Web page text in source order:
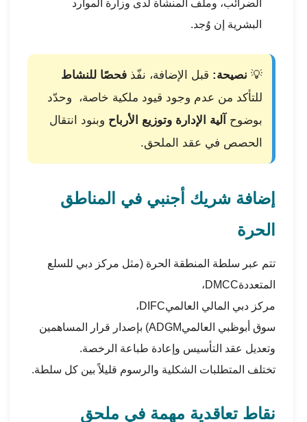
الضرائب، وملف المنشأة لدىوزارة الموارد
البشريةإن وُجد.
💡نصيحة:قبل الإضافة، نفّذفحصًا للنشاط
للتأكد من عدم وجود قيود ملكية خاصة، وحدّد
بوضوحآلية الإدارة وتوزيع الأرباحوبنود انتقال
الحصص في عقد الملحق.
إضافة شريك أجنبي في المناطق
الحرة
تتم عبر سلطة المنطقة الحرة (مثل مركز دبي للسلع
المتعددةDMCC،
مركز دبي المالي العالمي DIFC،
سوق أبوظبي العالمي ADGM) بإصدار قرار المساهمين
وتعديل عقد التأسيس وإعادة طباعة الرخصة.
تختلف المتطلبات الشكلية والرسوم قليلاً بين كل سلطة.
نقاط تعاقدية مهمة في ملحق